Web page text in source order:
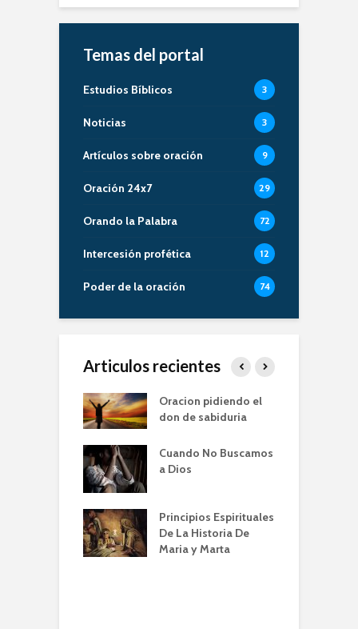
Temas del portal
Estudios Bíblicos 3
Noticias 3
Artículos sobre oración 9
Oración 24x7 29
Orando la Palabra 72
Intercesión profética 12
Poder de la oración 74
Articulos recientes
Oracion pidiendo el
don de sabiduria
Cuando No Buscamos
a Dios
Principios Espirituales
De La Historia De
Maria y Marta